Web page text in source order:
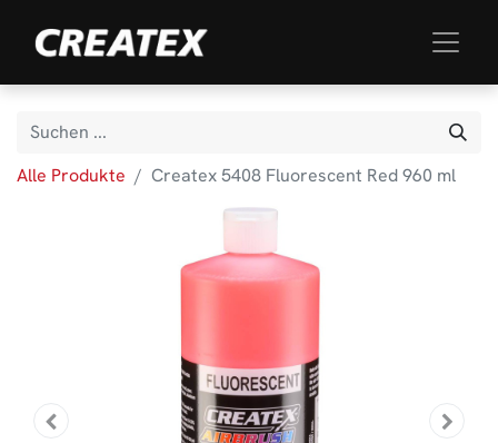
Alle Produkte Createx 5408 Fluorescent Red 960 ml